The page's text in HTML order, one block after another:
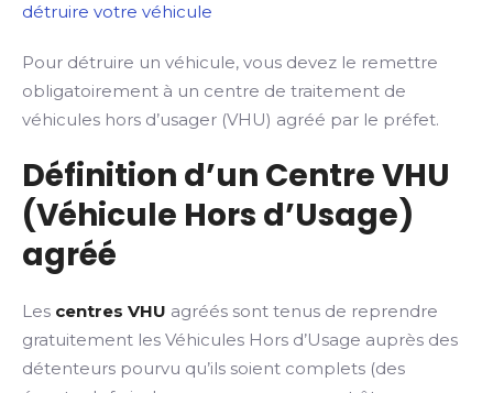
détruire votre véhicule
Pour détruire un véhicule, vous devez le remettre
obligatoirement à un centre de traitement de
véhicules hors d’usager (VHU) agréé par le préfet.
Définition d’un Centre VHU
(Véhicule Hors d’Usage)
agréé
Les centres VHU agréés sont tenus de reprendre
gratuitement les Véhicules Hors d’Usage auprès des
détenteurs pourvu qu’ils soient complets (des